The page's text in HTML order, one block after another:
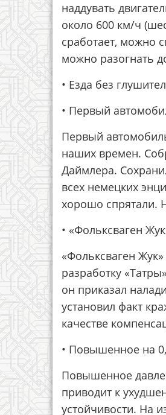
наддувать
около 600 км/ч
сработает, можно
можно разогнать
• Езда без
• Первый
Первый
наших времен.
Даймлера.
всех немецких
хорошо спрятали.
• «Фольксваген
«Фольксваген
разработку
он приказал
установил факт
качестве
• Повышенное на
Повышенное
приводит к
устойчивости. На